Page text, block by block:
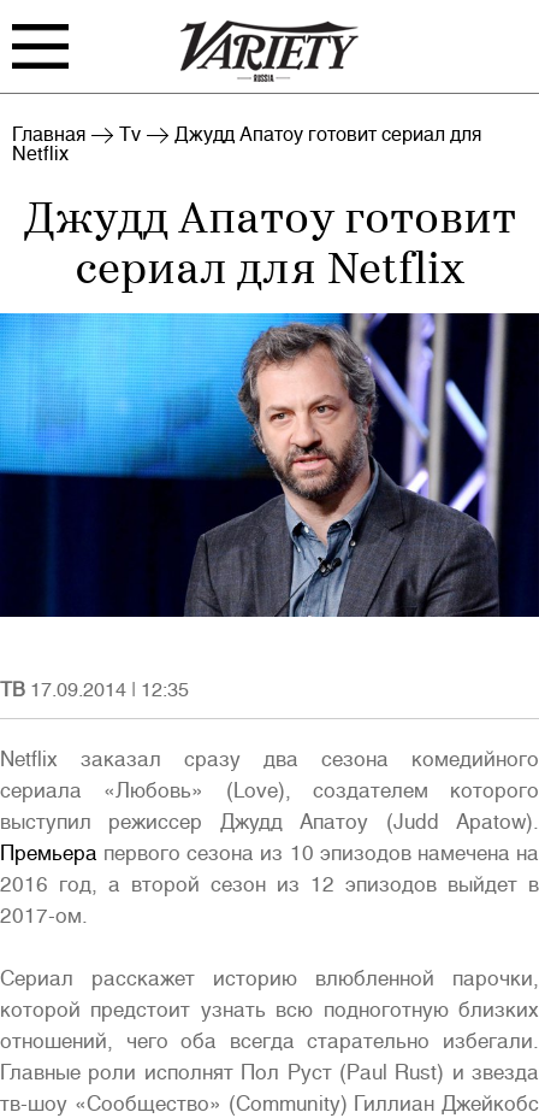
FILM TV
RANKING INDUSTRY
EVENTS ARCHIVE
BLOG
Главная Tv
Джудд Апатоу готовит сериал для
Netflix
Джудд Апатоу готовит
сериал для Netflix
ТВ 17.09.2014 | 12:35
Netflix заказал сразу два сезона комедийного
сериала «Любовь» (Love), создателем которого
выступил режиссер Джудд Апатоу (Judd Apatow).
Премьера первого сезона из 10 эпизодов намечена на
2016 год, а второй сезон из 12 эпизодов выйдет в
2017-ом.
Сериал расскажет историю влюбленной парочки,
которой предстоит узнать всю подноготную близких
отношений, чего оба всегда старательно избегали.
Главные роли исполнят Пол Руст (Paul Rust) и звезда
тв-шоу «Сообщество» (Community) Гиллиан Джейкобс